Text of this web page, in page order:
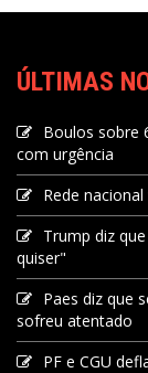
ÚLTIMAS
Boulos sobre
com urgência
Rede
Trump diz
quiser"
Paes diz que
sofreu atentado
PF e CGU